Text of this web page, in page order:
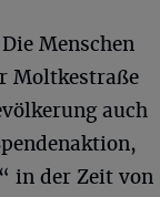
Menschen
Moltkestraße
auch
in der Zeit von